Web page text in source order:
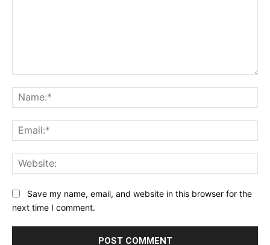
Save my name, email, and website in this browser for the
next time I comment.